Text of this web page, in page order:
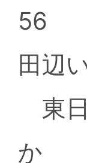
56
田辺
東
か